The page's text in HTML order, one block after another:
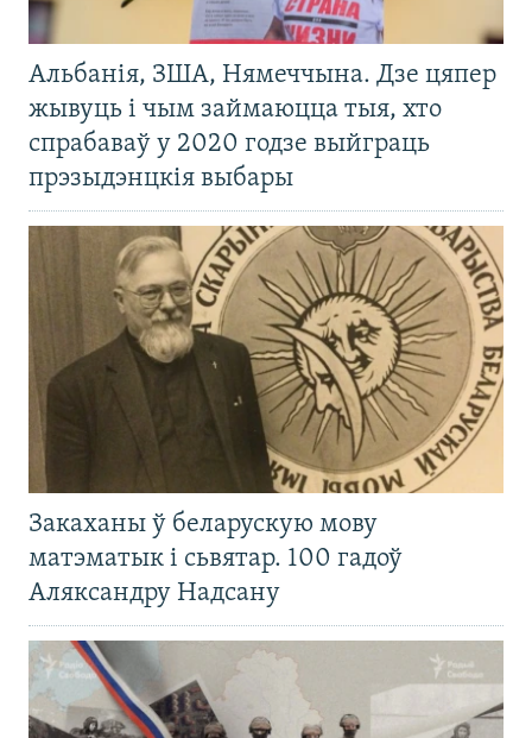
Альбанія, ЗША, Нямеччына. Дзе цяпер
жывуць і чым займаюцца тыя, хто
спрабаваў у 2020 годзе выйграць
прэзыдэнцкія выбары
Закаханы ў беларускую мову
матэматык і сьвятар. 100 гадоў
Аляксандру Надсану